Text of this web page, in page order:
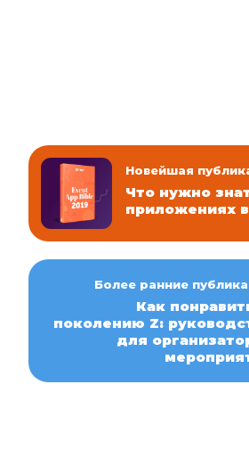
Новейшая
Что нужно
приложениях
Более ранние
Как
поколению Z:
для